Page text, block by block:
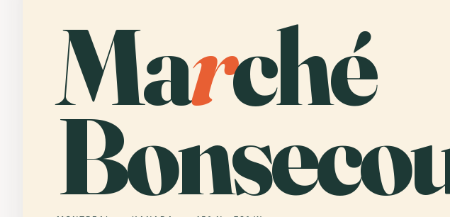
Marché